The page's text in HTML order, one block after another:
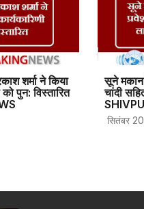
शर्मा ने किया
पुन: विस्तारित
सूने मकान
चांदी
सितंबर